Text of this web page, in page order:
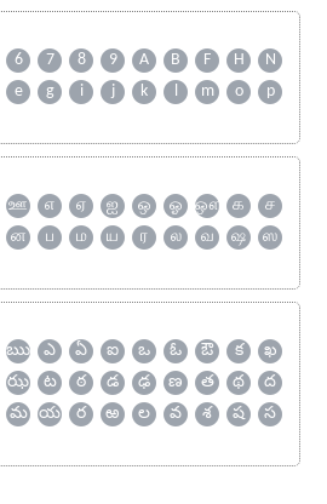
6 7 8 9 A B F H
N
e g i j k l m o
p
ஊ எ ஏ ஐ ஒ ஓ ஔ க
ச
ன ப ம ய ர ல வ ஷ
ஸ
ఋ ఎ ఏ ఐ ఒ ఓ ఔ క
ఖ
ఝ ట ఠ డ ఢ ణ త థ
ద
మ య ర ఱ ల వ శ ష
స